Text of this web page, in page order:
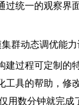
过统一的观察界
动态调优能力
过程可定制的特
工具的帮助，修
用数分钟就完成